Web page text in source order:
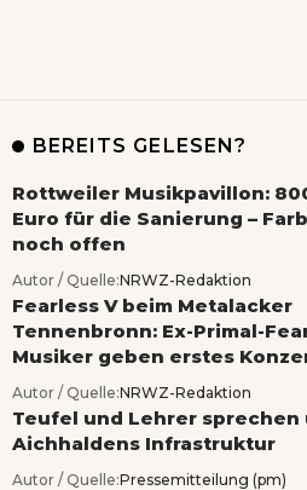
BEREITS GELESEN?
Rottweiler Musikpavillon:
Euro für die Sanierung –
noch offen
Autor / Quelle:NRWZ-Redaktion
Fearless V beim Metalacker
Tennenbronn: Ex-Primal-
Musiker geben erstes
Autor / Quelle:NRWZ-Redaktion
Teufel und Lehrer sprechen
Aichhaldens Infrastruktur
Autor / Quelle:Pressemitteilung (pm)